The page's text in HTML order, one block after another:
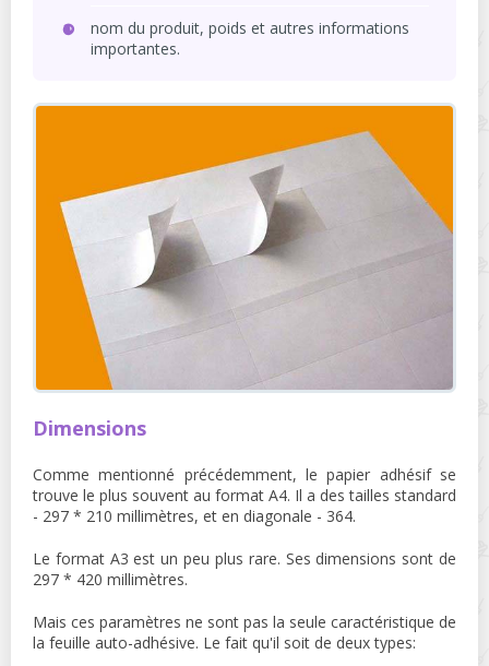
nom du produit, poids et autres informations
importantes.
Dimensions
Comme mentionné précédemment, le papier adhésif se
trouve le plus souvent au format A4. Il a des tailles standard
- 297 * 210 millimètres, et en diagonale - 364.
Le format A3 est un peu plus rare. Ses dimensions sont de
297 * 420 millimètres.
Mais ces paramètres ne sont pas la seule caractéristique de
la feuille auto-adhésive. Le fait qu'il soit de deux types: